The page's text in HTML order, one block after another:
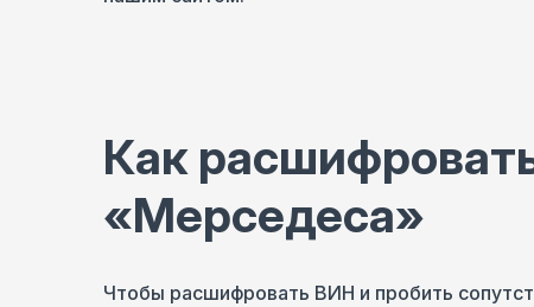
Как
«Мерседеса»
Чтобы расшифровать ВИН и пробить